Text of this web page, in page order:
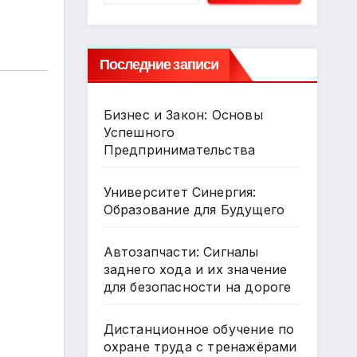
Последние записи
Бизнес и Закон: Основы
Успешного
Предпринимательства
Университет Синергия:
Образование для Будущего
Автозапчасти: Сигналы
заднего хода и их значение
для безопасности на дороге
Дистанционное обучение по
охране труда с тренажёрами